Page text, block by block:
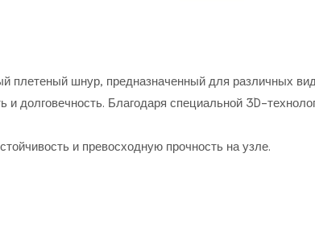
плетеный шнур, предназначенный для различных
и долговечность. Благодаря специальной 3D-
и превосходную прочность на узле.